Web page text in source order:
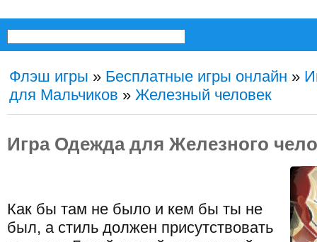
Флэш игры » Бесплатные игры онлайн »
для Мальчиков » Железный человек
Игра Одежда для Железного
Как бы там не было и кем бы ты не
был, а стиль должен присутствовать